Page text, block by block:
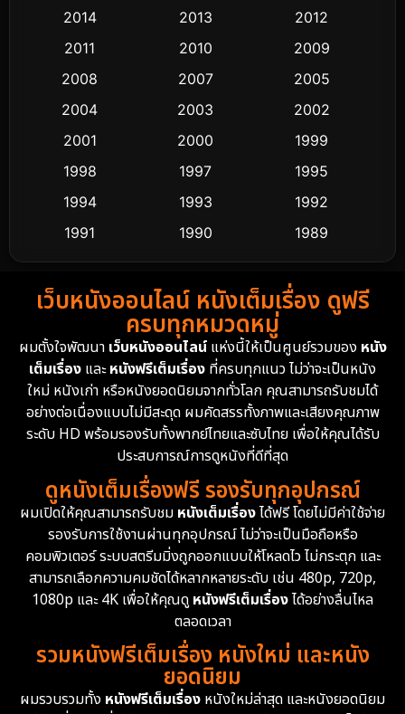
Crime อาชญากรรม 503
Cult Film
Dance เต้น
Detective สืบสวน
Detective สืบสวน
Disney+ 4
Documentary สารคดี 93
Drama ดราม่า
Dystopian 16
Emotional 61
Epic มหากาพย์ 213
Family ครอบครัว 359
Fantasy จินตนาการ 319
2014
2013
2012
2011
2010
2009
2008
2007
2005
2004
2003
2002
2001
2000
1999
1998
1997
1995
1994
1993
1992
1991
1990
1989
1988
1986
1985
1983
1982
1981
1974
1962
เว็บหนังออนไลน์ หนังเต็มเรื่อง ดูฟรี
ครบทุกหมวดหมู่
ผมตั้งใจพัฒนา เว็บหนังออนไลน์แห่งนี้ให้เป็นศูนย์รวมของ หนัง
เต็มเรื่อง และหนังฟรีเต็มเรื่อง ที่ครบทุกแนว ไม่ว่าจะเป็นหนัง
ใหม่ หนังเก่า หรือหนังยอดนิยมจากทั่วโลก คุณสามารถรับชมได้
อย่างต่อเนื่องแบบไม่มีสะดุด ผมคัดสรรทั้งภาพและเสียงคุณภาพ
ระดับ HD พร้อมรองรับทั้งพากย์ไทยและซับไทย เพื่อให้คุณได้รับ
ประสบการณ์การดูหนังที่ดีที่สุด
ดูหนังเต็มเรื่องฟรี รองรับทุกอุปกรณ์
ผมเปิดให้คุณสามารถรับชม หนังเต็มเรื่องได้ฟรี โดยไม่มีค่าใช้จ่าย
รองรับการใช้งานผ่านทุกอุปกรณ์ ไม่ว่าจะเป็นมือถือหรือ
คอมพิวเตอร์ ระบบสตรีมมิ่งถูกออกแบบให้โหลดไว ไม่กระตุก และ
สามารถเลือกความคมชัดได้หลากหลายระดับ เช่น 480p, 720p,
1080p และ 4K เพื่อให้คุณดู หนังฟรีเต็มเรื่องได้อย่างลื่นไหล
ตลอดเวลา
รวมหนังฟรีเต็มเรื่อง หนังใหม่ และหนัง
ยอดนิยม
ผมรวบรวมทั้ง หนังฟรีเต็มเรื่อง หนังใหม่ล่าสุด และหนังยอดนิยม